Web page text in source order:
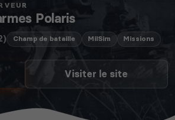
Polaris
Champ de bataille MilSim Missions
Visiter le site